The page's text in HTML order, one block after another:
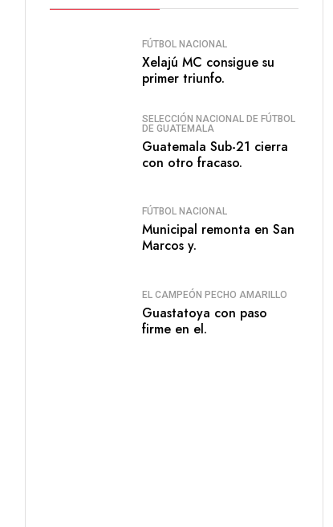
FÚTBOL NACIONAL
Xelajú MC consigue su
primer triunfo.
SELECCIÓN NACIONAL DE FÚTBOL
DE GUATEMALA
Guatemala Sub-21 cierra
con otro fracaso.
FÚTBOL NACIONAL
Municipal remonta en San
Marcos y.
EL CAMPEÓN PECHO AMARILLO
Guastatoya con paso
firme en el.